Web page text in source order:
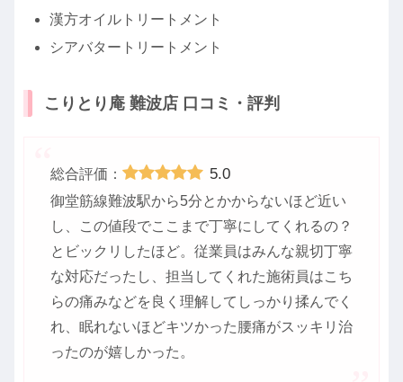
漢方オイルトリートメント
シアバタートリートメント
こりとり庵 難波店 口コミ・評判
総合評価： 5.0
御堂筋線難波駅から5分とかからないほど近い
し、この値段でここまで丁寧にしてくれるの？
とビックリしたほど。従業員はみんな親切丁寧
な対応だったし、担当してくれた施術員はこち
らの痛みなどを良く理解してしっかり揉んでく
れ、眠れないほどキツかった腰痛がスッキリ治
ったのが嬉しかった。